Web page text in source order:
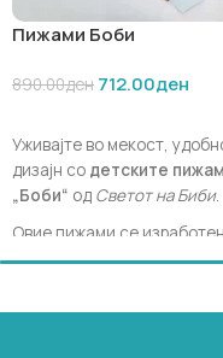
Пижами Боби
890.00ден 712.00ден
Уживајте во мекост,
дизајн со детските
„Боби“ од Светот на Биби.
Овие пижами се
обезбедат на децата
мотиви на омилениот лик